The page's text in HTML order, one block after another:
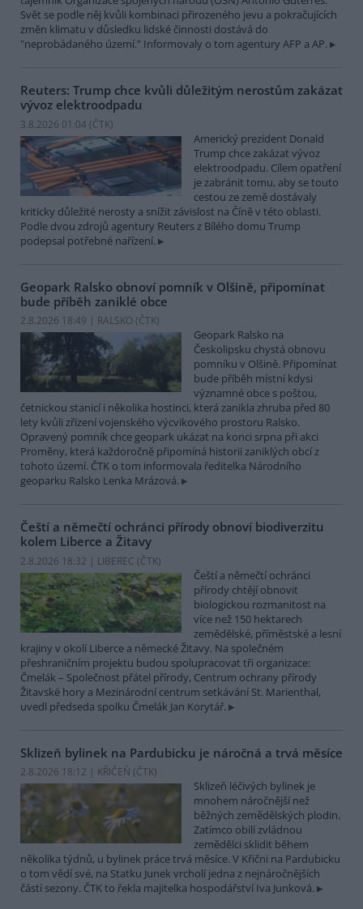
Svět se podle něj kvůli kombinaci přirozeného jevu a pokračujících
změn klimatu v důsledku lidské činnosti dostává do
"neprobádaného území." Informovaly o tom agentury AFP a AP.
Reuters: Trump chce kvůli důležitým nerostům zakázat
vývoz elektroodpadu
3.8.2026 01:04 (ČTK)
Americký prezident Donald
Trump chce zakázat vývoz
elektroodpadu. Cílem opatření
je zabránit tomu, aby se touto
cestou ze země dostávaly
kriticky důležité nerosty a snížit závislost na Číně v této oblasti.
Podle dvou zdrojů agentury Reuters z Bílého domu Trump
podepsal potřebné nařízení.
Geopark Ralsko obnoví pomník v Olšině, připomínat
bude příběh zaniklé obce
2.8.2026 18:49 | RALSKO (ČTK)
Geopark Ralsko na
Českolipsku chystá obnovu
pomníku v Olšině. Připomínat
bude příběh místní kdysi
významné obce s poštou,
četnickou stanicí i několika hostinci, která zanikla zhruba před 80
lety kvůli zřízení vojenského výcvikového prostoru Ralsko.
Opravený pomník chce geopark ukázat na konci srpna při akci
Proměny, která každoročně připomíná historii zaniklých obcí z
tohoto území. ČTK o tom informovala ředitelka Národního
geoparku Ralsko Lenka Mrázová.
Čeští a němečtí ochránci přírody obnoví biodiverzitu
kolem Liberce a Žitavy
2.8.2026 18:32 | LIBEREC (ČTK)
Čeští a němečtí ochránci
přírody chtějí obnovit
biologickou rozmanitost na
více než 150 hektarech
zemědělské, příměstské a lesní
krajiny v okolí Liberce a německé Žitavy. Na společném
přeshraničním projektu budou spolupracovat tři organizace:
Čmelák – Společnost přátel přírody, Centrum ochrany přírody
Žitavské hory a Mezinárodní centrum setkávání St. Marienthal,
uvedl předseda spolku Čmelák Jan Korytář.
Sklizeň bylinek na Pardubicku je náročná a trvá měsíce
2.8.2026 18:12 | KŘIČEŇ (ČTK)
Sklizeň léčivých bylinek je
mnohem náročnější než
běžných zemědělských plodin.
Zatímco obilí zvládnou
zemědělci sklidit během
několika týdnů, u bylinek práce trvá měsíce. V Křični na Pardubicku
o tom vědí své, na Statku Junek vrcholí jedna z nejnáročnějších
částí sezony. ČTK to řekla majitelka hospodářství Iva Junková.